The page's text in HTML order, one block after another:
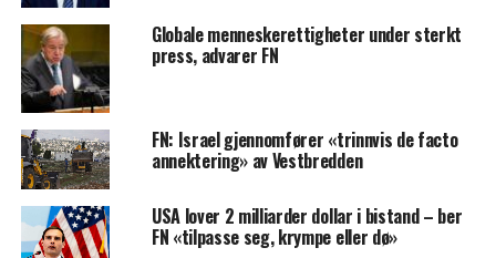
Globale menneskerettigheter under sterkt
press, advarer FN
FN: Israel gjennomfører «trinnvis de facto
annektering» av Vestbredden
USA lover 2 milliarder dollar i bistand – ber
FN «tilpasse seg, krympe eller dø»